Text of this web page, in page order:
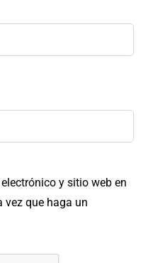
y sitio web en
vez que haga un